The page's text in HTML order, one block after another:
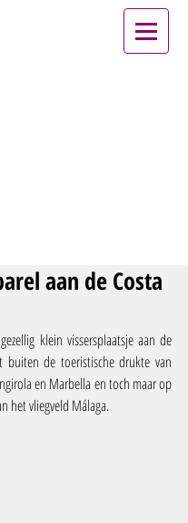
aan de Costa
klein vissersplaatsje aan de
buiten de toeristische drukte van
en Marbella en toch maar op
het vliegveld Málaga.